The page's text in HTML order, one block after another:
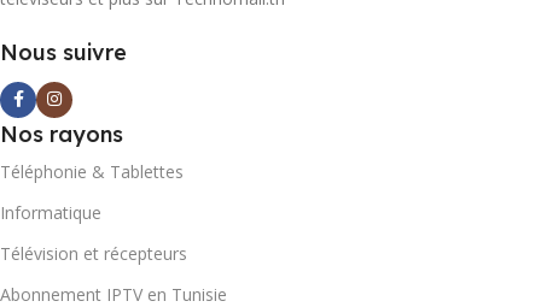
Nous suivre
Nos rayons
Téléphonie & Tablettes
Informatique
Télévision et récepteurs
Abonnement IPTV en Tunisie